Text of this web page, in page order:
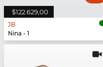
$122.629,00
JB
Nina - 1